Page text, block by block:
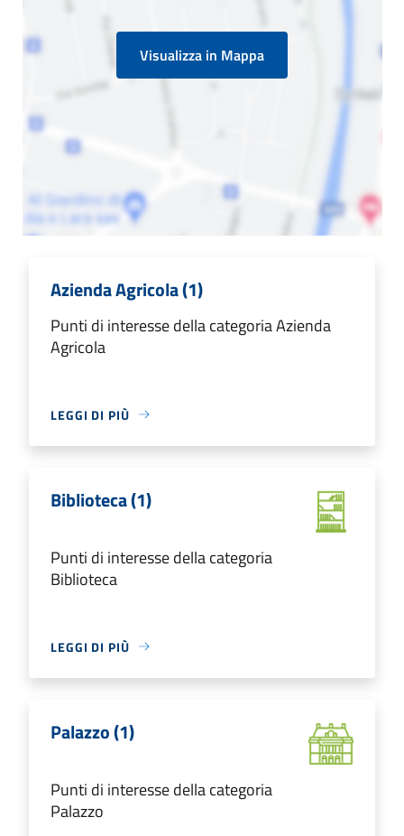
Visualizza in Mappa
Azienda Agricola (1)
Punti di interesse della categoria Azienda
Agricola
LEGGI DI PIÙ
Biblioteca (1)
Punti di interesse della categoria
Biblioteca
LEGGI DI PIÙ
Palazzo (1)
Punti di interesse della categoria
Palazzo